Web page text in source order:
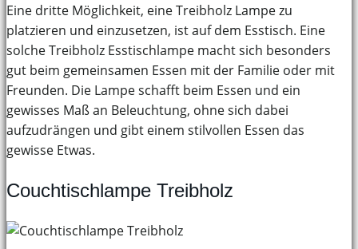
Eine dritte Möglichkeit, eine Treibholz Lampe zu
platzieren und einzusetzen, ist auf dem Esstisch. Eine
solche Treibholz Esstischlampe macht sich besonders
gut beim gemeinsamen Essen mit der Familie oder mit
Freunden. Die Lampe schafft beim Essen und ein
gewisses Maß an Beleuchtung, ohne sich dabei
aufzudrängen und gibt einem stilvollen Essen das
gewisse Etwas.
Couchtischlampe Treibholz